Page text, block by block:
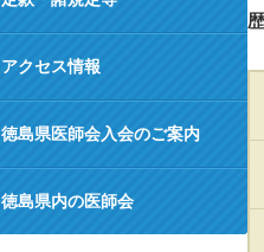
アクセス情報
徳島県医師会入会のご案内
徳島県内の医師会